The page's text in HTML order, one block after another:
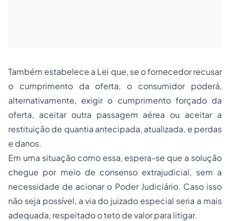
Também estabelece a Lei que, se o fornecedor recusar
o cumprimento da oferta, o consumidor poderá,
alternativamente, exigir o cumprimento forçado da
oferta, aceitar outra passagem aérea ou aceitar a
restituição de quantia antecipada, atualizada, e perdas
e danos.
Em uma situação como essa, espera-se que a solução
chegue por meio de consenso extrajudicial, sem a
necessidade de acionar o Poder Judiciário. Caso isso
não seja possível, a via do juizado especial seria a mais
adequada, respeitado o teto de valor para litigar.